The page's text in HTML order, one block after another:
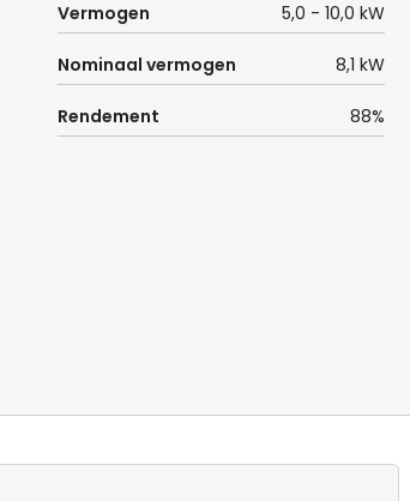
Vermogen 5,0 - 10,0 kW
Nominaal vermogen 8,1 kW
Rendement 88%